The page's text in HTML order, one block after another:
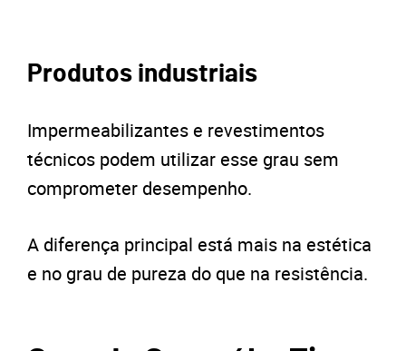
Produtos industriais
Impermeabilizantes e revestimentos
técnicos podem utilizar esse grau sem
comprometer desempenho.
A diferença principal está mais na estética
e no grau de pureza do que na resistência.